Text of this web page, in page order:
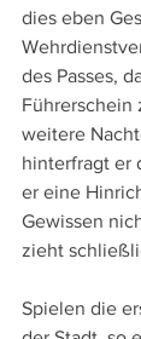
dies eben
des Passes,
Führerschein
weitere
hinterfragt er
er eine
Gewissen
zieht
Spielen die